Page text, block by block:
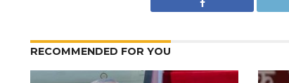
RECOMMENDED FOR YOU